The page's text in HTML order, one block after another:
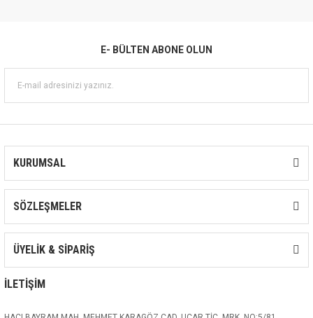
E- BÜLTEN ABONE OLUN
KURUMSAL
SÖZLEŞMELER
ÜYELİK & SİPARİŞ
İLETİŞİM